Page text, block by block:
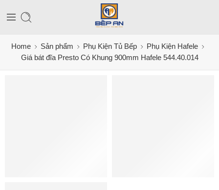
Home Sản phẩm Phụ Kiện Tủ Bếp
Phụ Kiện Hafele
Giá bát đĩa Presto Có Khung 900mm Hafele 544.40.014